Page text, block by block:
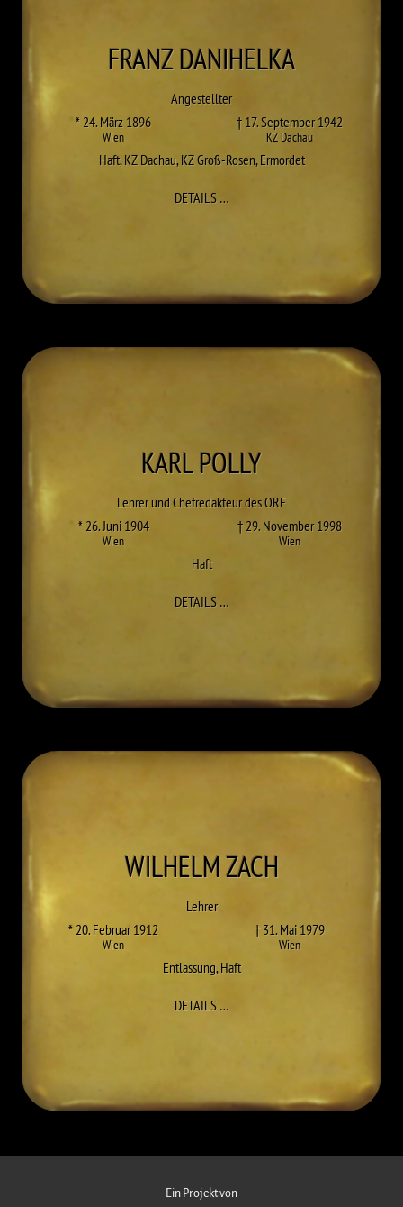
FRANZDANIHELKA
Angestellter
* 24. März 1896
Wien
† 17. September 1942
KZ Dachau
Haft,KZ Dachau,KZ Groß-Rosen,Ermordet
DETAILS…ZU FRANZ DANIHELKA
KARLPOLLY
Lehrer und Chefredakteur des ORF
* 26. Juni 1904
Wien
† 29. November 1998
Wien
Haft
DETAILS…ZU KARL POLLY
WILHELMZACH
Lehrer
* 20. Februar 1912
Wien
† 31. Mai 1979
Wien
Entlassung,Haft
DETAILS…ZU WILHELM ZACH
Ein Projekt von